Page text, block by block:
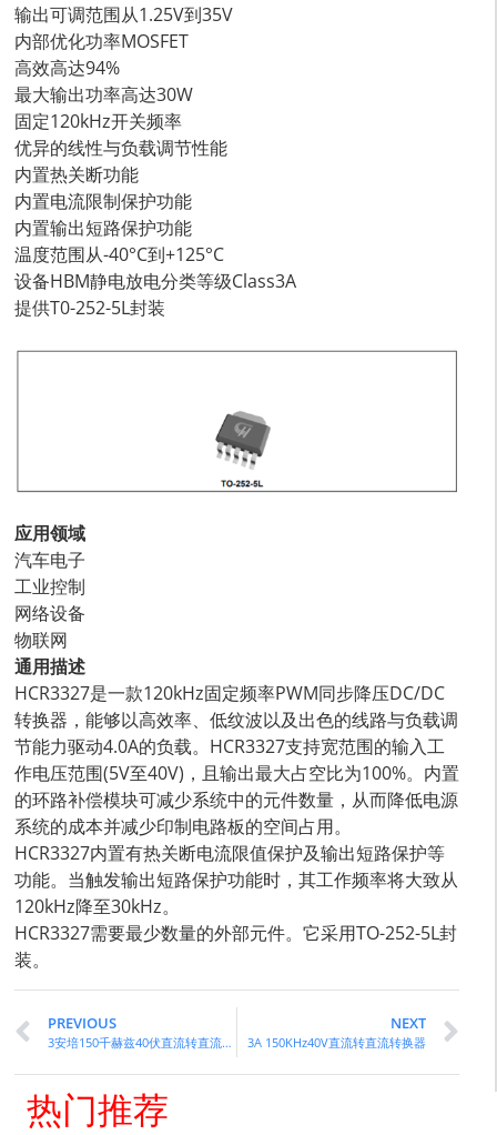
输出可调范围从1.25V到35V
内部优化功率MOSFET
高效高达94%
最大输出功率高达30W
固定120kHz开关频率
优异的线性与负载调节性能
内置热关断功能
内置电流限制保护功能
内置输出短路保护功能
温度范围从-40°C到+125°C
设备HBM静电放电分类等级Class3A
提供T0-252-5L封装
应用领域
汽车电子
工业控制
网络设备
物联网
通用描述
HCR3327是一款120kHz固定频率PWM同步降压DC/DC
转换器，能够以高效率、低纹波以及出色的线路与负载调
节能力驱动4.0A的负载。HCR3327支持宽范围的输入工
作电压范围(5V至40V)，且输出最大占空比为100%。内置
的环路补偿模块可减少系统中的元件数量，从而降低电源
系统的成本并减少印制电路板的空间占用。
HCR3327内置有热关断电流限值保护及输出短路保护等
功能。当触发输出短路保护功能时，其工作频率将大致从
120kHz降至30kHz。
HCR3327需要最少数量的外部元件。它采用TO-252-5L封
装。
PREVIOUS
3安培150千赫兹40伏直流转直流转换器
NEXT
3A 150KHz40V直流转直流转换器
热门推荐